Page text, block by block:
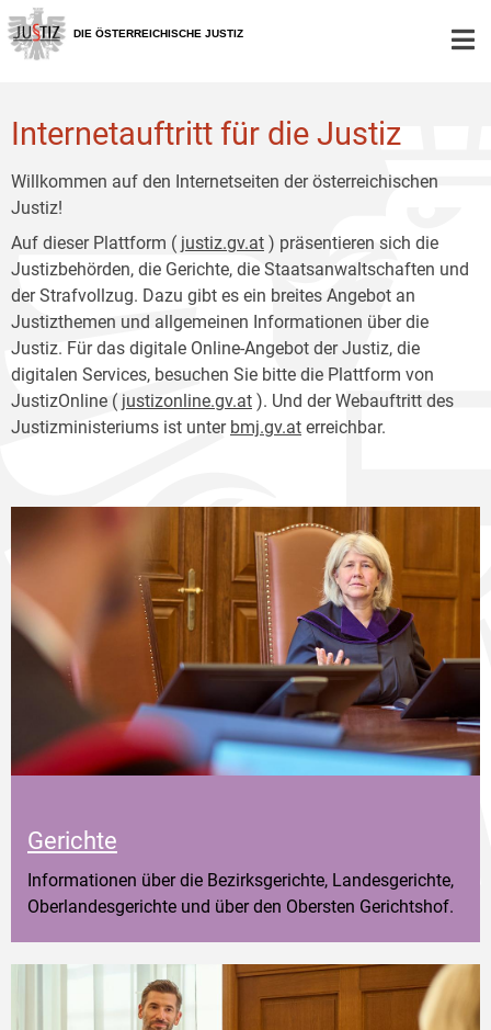
Zur
Hauptnavigation
[1]
Zum
Inhalt
[2]
DIE ÖSTERREICHISCHE JUSTIZ
Internetauftritt für die Justiz
Willkommen auf den Internetseiten der österreichischen
Justiz!
Auf dieser Plattform ( justiz.gv.at ) präsentieren sich die
Justizbehörden, die Gerichte, die Staatsanwaltschaften und
der Strafvollzug. Dazu gibt es ein breites Angebot an
Justizthemen und allgemeinen Informationen über die
Justiz. Für das digitale Online-Angebot der Justiz, die
digitalen Services, besuchen Sie bitte die Plattform von
JustizOnline ( justizonline.gv.at ). Und der Webauftritt des
Justizministeriums ist unter bmj.gv.at erreichbar.
Gerichte
Informationen über die Bezirksgerichte, Landesgerichte,
Oberlandesgerichte und über den Obersten Gerichtshof.